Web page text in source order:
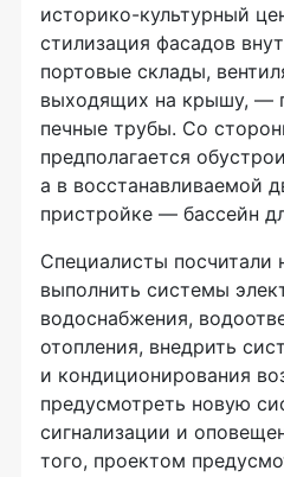
историко-культурный
стилизация фасадов
портовые склады,
выходящих на крышу, —
печные трубы. Со
предполагается
а в восстанавливаемой
пристройке — бассейн
Специалисты посчитали
выполнить системы
водоснабжения,
отопления, внедрить
и кондиционирования
предусмотреть новую
сигнализации и
того, проектом